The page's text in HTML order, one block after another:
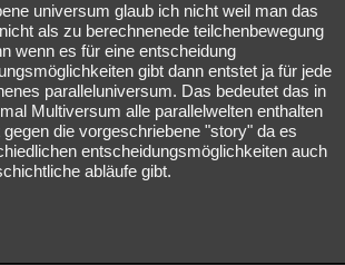
universum glaub ich nicht weil man das
als zu berechnenede teilchenbewegung
wenn es für eine entscheidung
gibt dann entstet ja für jede
paralleluniversum. Das bedeutet das in
Multiversum alle parallelwelten enthalten
die vorgeschriebene "story" da es
entscheidungsmöglichkeiten auch
abläufe gibt.